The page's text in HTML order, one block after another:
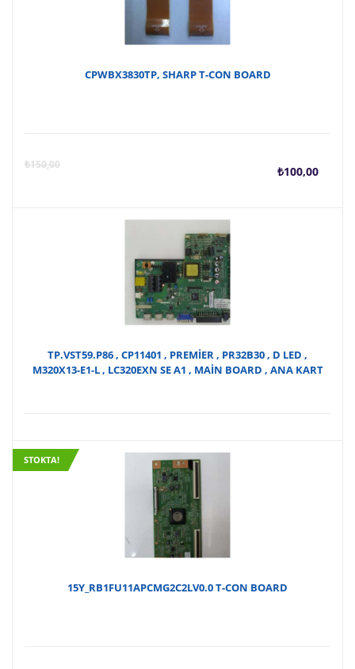
CPWBX3830TP, SHARP T-CON BOARD
₺150,00 ₺100,00
Şu
TP.VST59.P86 , CP11401 , PREMİER , PR32B30 , D LED ,
M320X13-E1-L , LC320EXN SE A1 , MAİN BOARD , ANA KART
STOKTA!
15Y_RB1FU11APCMG2C2LV0.0 T-CON BOARD